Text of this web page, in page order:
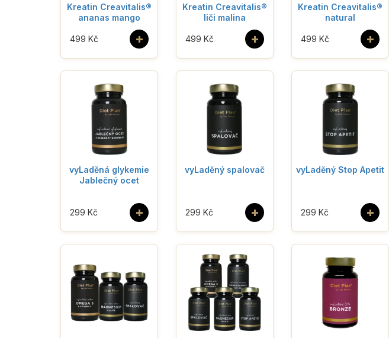
Kreatin Creavitalis®
ananas mango
+
499 Kč
Kreatin Creavitalis®
liči malina
+
499 Kč
Kreatin Creavitalis®
natural
+
499 Kč
vyLaděná glykemie
Jablečný ocet
+
299 Kč
vyLaděný spalovač
+
299 Kč
vyLaděný Stop Apetit
+
299 Kč